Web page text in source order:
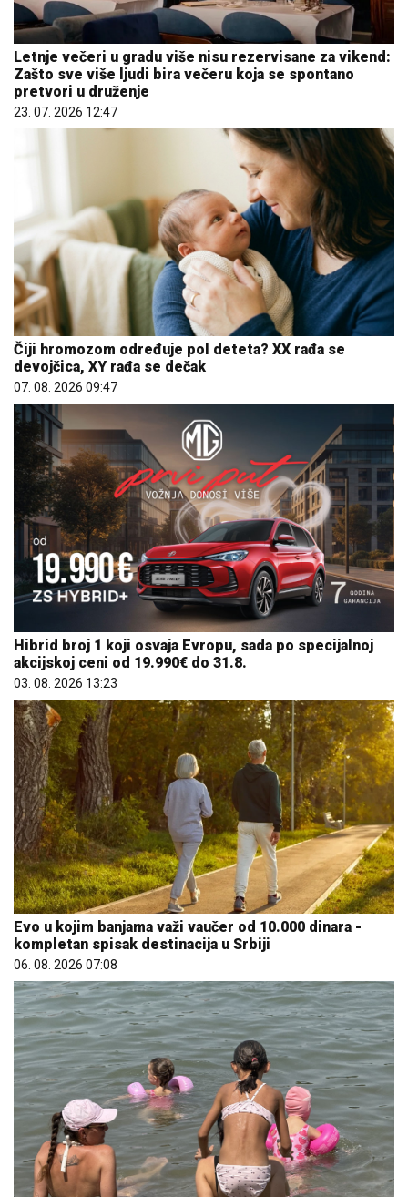
Letnje večeri u gradu više nisu rezervisane za vikend:
Zašto sve više ljudi bira večeru koja se spontano
pretvori u druženje
23. 07. 2026 12:47
Čiji hromozom određuje pol deteta? XX rađa se
devojčica, XY rađa se dečak
07. 08. 2026 09:47
Hibrid broj 1 koji osvaja Evropu, sada po specijalnoj
akcijskoj ceni od 19.990€ do 31.8.
03. 08. 2026 13:23
Evo u kojim banjama važi vaučer od 10.000 dinara -
kompletan spisak destinacija u Srbiji
06. 08. 2026 07:08